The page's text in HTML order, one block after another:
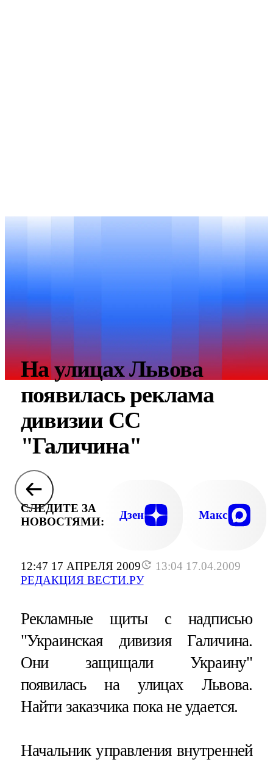
12:47 17 АПРЕЛЯ 2009
13:04 17.04.2009
РЕДАКЦИЯ ВЕСТИ.РУ
На улицах Львова
появилась реклама
дивизии СС
"Галичина"
СЛЕДИТЕ ЗА
НОВОСТЯМИ:
Дзен Макс
Рекламные щиты с надписью
"Украинская дивизия Галичина.
Они защищали Украину"
появилась на улицах Львова.
Найти заказчика пока не удается.
Начальник управления внутренней